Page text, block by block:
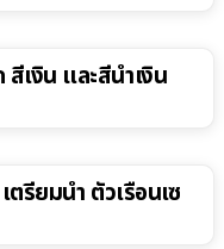
เงิน และสีน้ำเงิน
รียมนำ ตัวเรือนเซ